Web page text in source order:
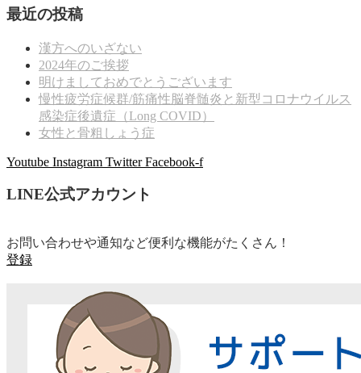
最近の投稿
漢方へのいざない
2024年のご挨拶
明けましておめでとうございます
慢性疲労症候群/筋痛性脳脊髄炎と新型コロナウイルス
感染症後遺症（Long COVID）
女性と骨粗しょう症
Youtube Instagram Twitter Facebook-f
LINE公式アカウント
お問い合わせや通知など便利な機能がたくさん！
登録